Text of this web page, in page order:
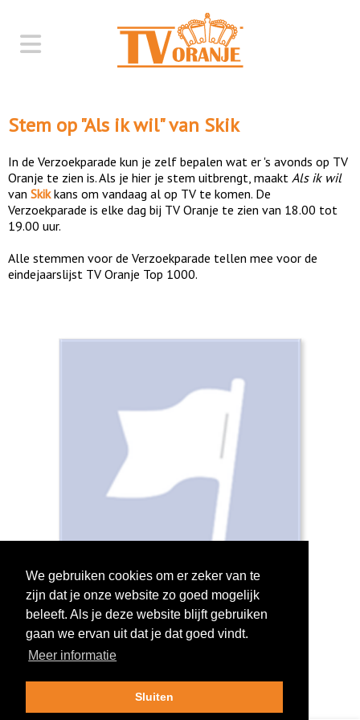
Stem op "Als ik wil" van Skik
In de Verzoekparade kun je zelf bepalen wat er 's avonds op TV
Oranje te zien is. Als je hier je stem uitbrengt, maakt Als ik wil
van Skikkans om vandaag al op TV te komen. De
Verzoekparade is elke dag bij TV Oranje te zien van 18.00 tot
19.00 uur.
Alle stemmen voor de Verzoekparade tellen mee voor de
eindejaarslijst TV Oranje Top 1000.
Log in om te stemmen!
We gebruiken cookies om er zeker van te
zijn dat je onze website zo goed mogelijk
beleeft. Als je deze website blijft gebruiken
gaan we ervan uit dat je dat goed vindt.
Meer informatie
Sluiten